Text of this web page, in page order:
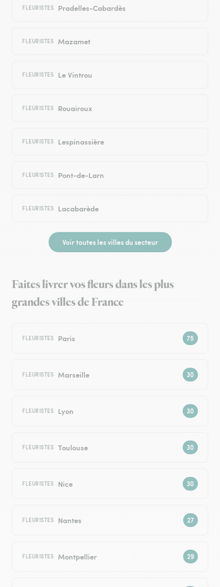
FLEURISTES Pradelles-Cabardès
FLEURISTES Mazamet
FLEURISTES Le Vintrou
FLEURISTES Rouairoux
FLEURISTES Lespinassière
FLEURISTES Pont-de-Larn
FLEURISTES Lacabarède
Voir toutes les villes du secteur
Faites livrer vos fleurs dans les plus
grandes villes de France
FLEURISTES Paris
FLEURISTES Marseille
FLEURISTES Lyon
FLEURISTES Toulouse
FLEURISTES Nice
FLEURISTES Nantes
FLEURISTES Montpellier